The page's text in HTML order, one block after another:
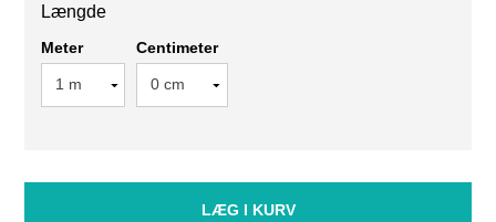
Længde
Meter Centimeter
LÆG I KURV